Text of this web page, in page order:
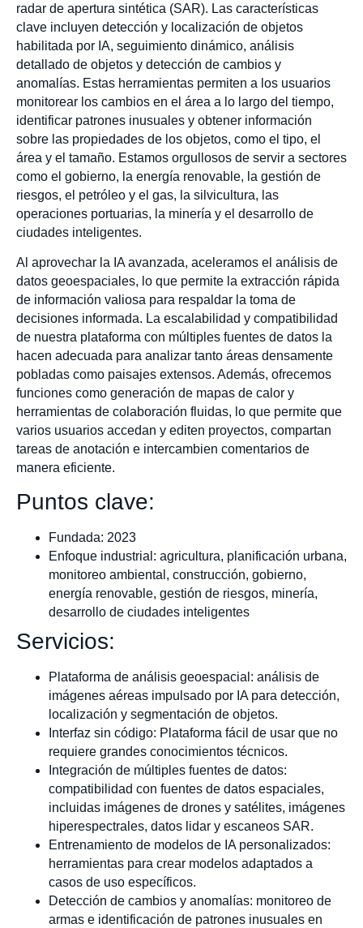
radar de apertura sintética (SAR). Las características
clave incluyen detección y localización de objetos
habilitada por IA, seguimiento dinámico, análisis
detallado de objetos y detección de cambios y
anomalías. Estas herramientas permiten a los usuarios
monitorear los cambios en el área a lo largo del tiempo,
identificar patrones inusuales y obtener información
sobre las propiedades de los objetos, como el tipo, el
área y el tamaño. Estamos orgullosos de servir a sectores
como el gobierno, la energía renovable, la gestión de
riesgos, el petróleo y el gas, la silvicultura, las
operaciones portuarias, la minería y el desarrollo de
ciudades inteligentes.
Al aprovechar la IA avanzada, aceleramos el análisis de
datos geoespaciales, lo que permite la extracción rápida
de información valiosa para respaldar la toma de
decisiones informada. La escalabilidad y compatibilidad
de nuestra plataforma con múltiples fuentes de datos la
hacen adecuada para analizar tanto áreas densamente
pobladas como paisajes extensos. Además, ofrecemos
funciones como generación de mapas de calor y
herramientas de colaboración fluidas, lo que permite que
varios usuarios accedan y editen proyectos, compartan
tareas de anotación e intercambien comentarios de
manera eficiente.
Puntos clave:
Fundada: 2023
Enfoque industrial: agricultura, planificación urbana,
monitoreo ambiental, construcción, gobierno,
energía renovable, gestión de riesgos, minería,
desarrollo de ciudades inteligentes
Servicios:
Plataforma de análisis geoespacial: análisis de
imágenes aéreas impulsado por IA para detección,
localización y segmentación de objetos.
Interfaz sin código: Plataforma fácil de usar que no
requiere grandes conocimientos técnicos.
Integración de múltiples fuentes de datos:
compatibilidad con fuentes de datos espaciales,
incluidas imágenes de drones y satélites, imágenes
hiperespectrales, datos lidar y escaneos SAR.
Entrenamiento de modelos de IA personalizados:
herramientas para crear modelos adaptados a
casos de uso específicos.
Detección de cambios y anomalías: monitoreo de
armas e identificación de patrones inusuales en